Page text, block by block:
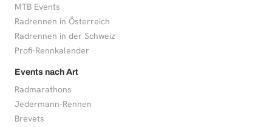
MTB Events
Radrennen in Österreich
Radrennen in der Schweiz
Profi-Rennkalender
Events nach Art
Radmarathons
Jedermann-Rennen
Brevets